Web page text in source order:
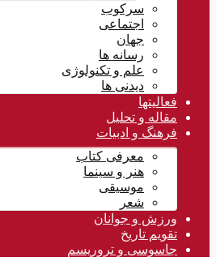
سرکوب
اجتماعی
جهان
رسانه ها
علم و تکنولوژی
دیدنی ها
فعالیتها
مقاله و تحلیل
فرهنگ و ادبیات
معرفی کتاب
هنر و سینما
موسیقی
شعر
ورزش و جوانان
تقویم تاريخ
جاسوسی و تروریسم